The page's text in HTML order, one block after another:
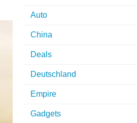
Auto
China
Deals
Deutschland
Empire
Gadgets